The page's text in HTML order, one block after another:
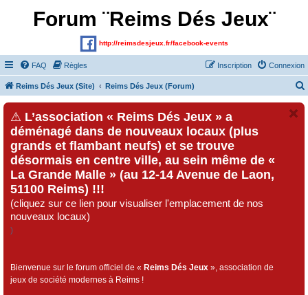
Forum ¨Reims Dés Jeux¨
http://reimsdesjeux.fr/facebook-events
FAQ Règles Connexion
Inscription
Reims Dés Jeux (Site) Reims Dés Jeux (Forum)
⚠ L’association « Reims Dés Jeux » a
déménagé dans de nouveaux locaux (plus
grands et flambant neufs) et se trouve
désormais en centre ville, au sein même de «
La Grande Malle » (au 12-14 Avenue de Laon,
51100 Reims) !!!
(cliquez sur ce lien pour visualiser l'emplacement de nos
nouveaux locaux)
)
Bienvenue sur le forum officiel de « Reims Dés Jeux », association de
jeux de société modernes à Reims !